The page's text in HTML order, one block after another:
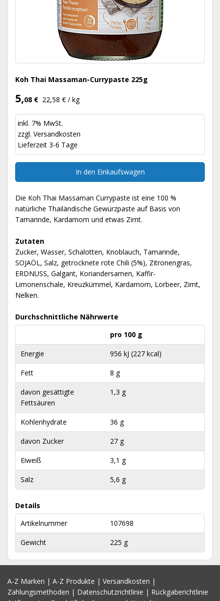
Koh Thai Massaman-Currypaste 225g
5,08 € 22,58 € / kg
inkl. 7% MwSt.
zzgl. Versandkosten
Lieferzeit 3-6 Tage
In den Einkaufswagen
Die Koh Thai Massaman Currypaste ist eine 100 %
natürliche Thailändische Gewürzpaste auf Basis von
Tamarinde, Kardamom und etwas Zimt.
Zutaten
Zucker, Wasser, Schalotten, Knoblauch, Tamarinde,
SOJAÖL, Salz, getrocknete rote Chili (5%), Zitronengras,
ERDNUSS, Galgant, Koriandersamen, Kaffir-
Limonenschale, Kreuzkümmel, Kardamom, Lorbeer, Zimt,
Nelken.
Durchschnittliche Nährwerte
pro 100 g
Energie 956 kJ (227 kcal)
Fett 8 g
davon gesättigte
Fettsäuren
1,3 g
Kohlenhydrate 36 g
davon Zucker 27 g
Eiweiß 3,1 g
Salz 5,6 g
Details
Artikelnummer
107698
Gewicht 225 g
A-Z Marken | A-Z Produkte | Versandkosten |
Zahlungsmethoden | Datenschutzrichtlinie | Rückgaberichtlinie